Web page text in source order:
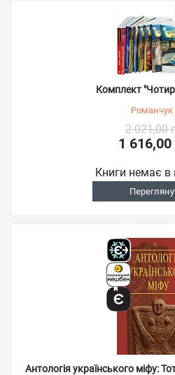
Комплект
Романчук
2 021,00
1 616,00
Книги немає в
Антологія українського міфу: